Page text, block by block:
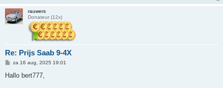
rauwers
Donateur (12x)
Re: Prijs Saab 9-4X
B
r
za 16 aug, 2025 19:01
Hallo bert777,